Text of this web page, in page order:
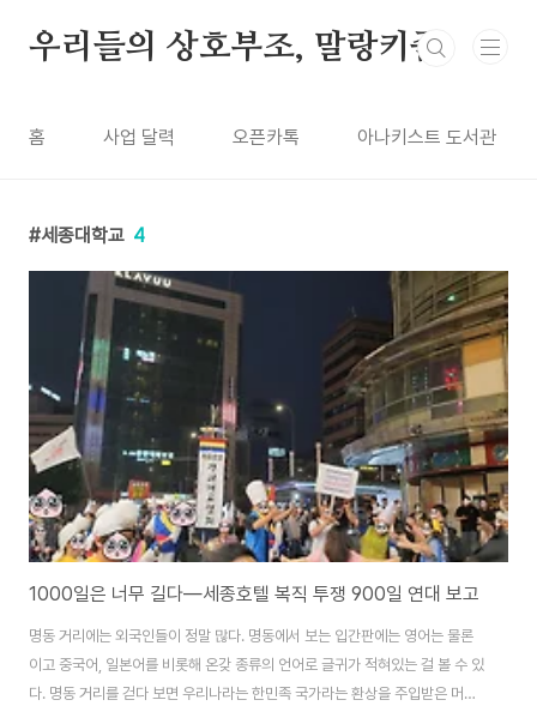
우리들의 상호부조, 말랑키즘
홈 사업 달력 오픈카톡 아나키스트 도서관
세종대학교 4
1000일은 너무 길다―세종호텔 복직 투쟁 900일 연대 보고
명동 거리에는 외국인들이 정말 많다. 명동에서 보는 입간판에는 영어는 물론
이고 중국어, 일본어를 비롯해 온갖 종류의 언어로 글귀가 적혀있는 걸 볼 수 있
다. 명동 거리를 걷다 보면 우리나라는 한민족 국가라는 환상을 주입받은 머리